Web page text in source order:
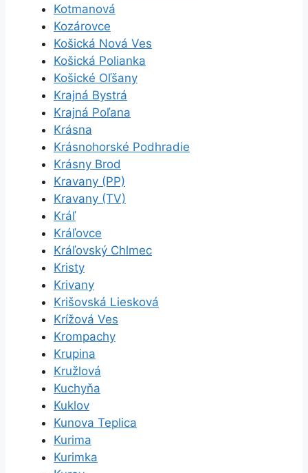
Kotmanová
Kozárovce
Košická Nová Ves
Košická Polianka
Košické Oľšany
Krajná Bystrá
Krajná Poľana
Krásna
Krásnohorské Podhradie
Krásny Brod
Kravany (PP)
Kravany (TV)
Kráľ
Kráľovce
Kráľovský Chlmec
Kristy
Krivany
Krišovská Liesková
Krížová Ves
Krompachy
Krupina
Kružlová
Kuchyňa
Kuklov
Kunova Teplica
Kurima
Kurimka